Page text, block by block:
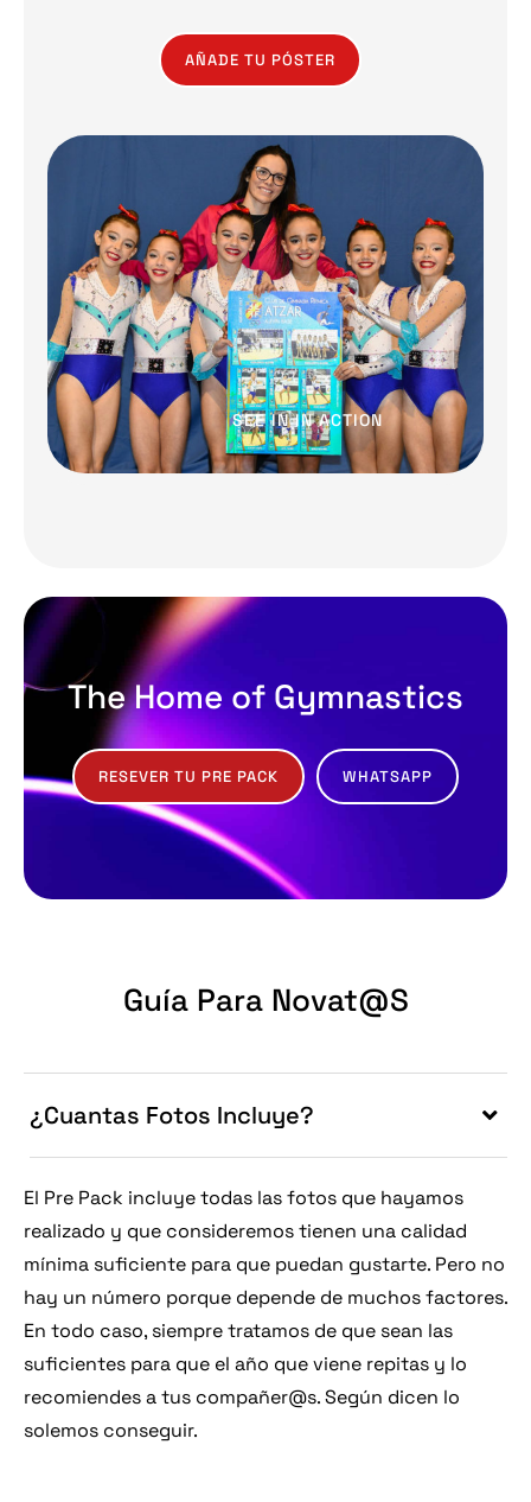
AÑADE TU PÓSTER
SEE IN IN ACTION
The Home of Gymnastics
RESEVER TU PRE PACK WHATSAPP
Guía Para Novat@s
¿Cuantas Fotos Incluye?
El Pre Pack incluye todas las fotos que hayamos
realizado y que consideremos tienen una calidad
mínima suficiente para que puedan gustarte. Pero no
hay un número porque depende de muchos factores.
En todo caso, siempre tratamos de que sean las
suficientes para que el año que viene repitas y lo
recomiendes a tus compañer@s. Según dicen lo
solemos conseguir.